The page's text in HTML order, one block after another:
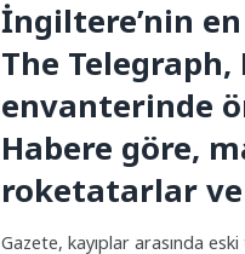
İngiltere’nin
The
envanterinde
Habere göre,
roketatarlar
Gazete, kayıplar arasında